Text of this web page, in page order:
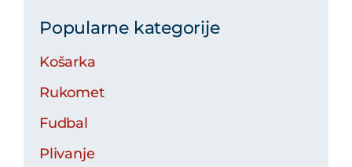
Popularne kategorije
Košarka
Rukomet
Fudbal
Plivanje